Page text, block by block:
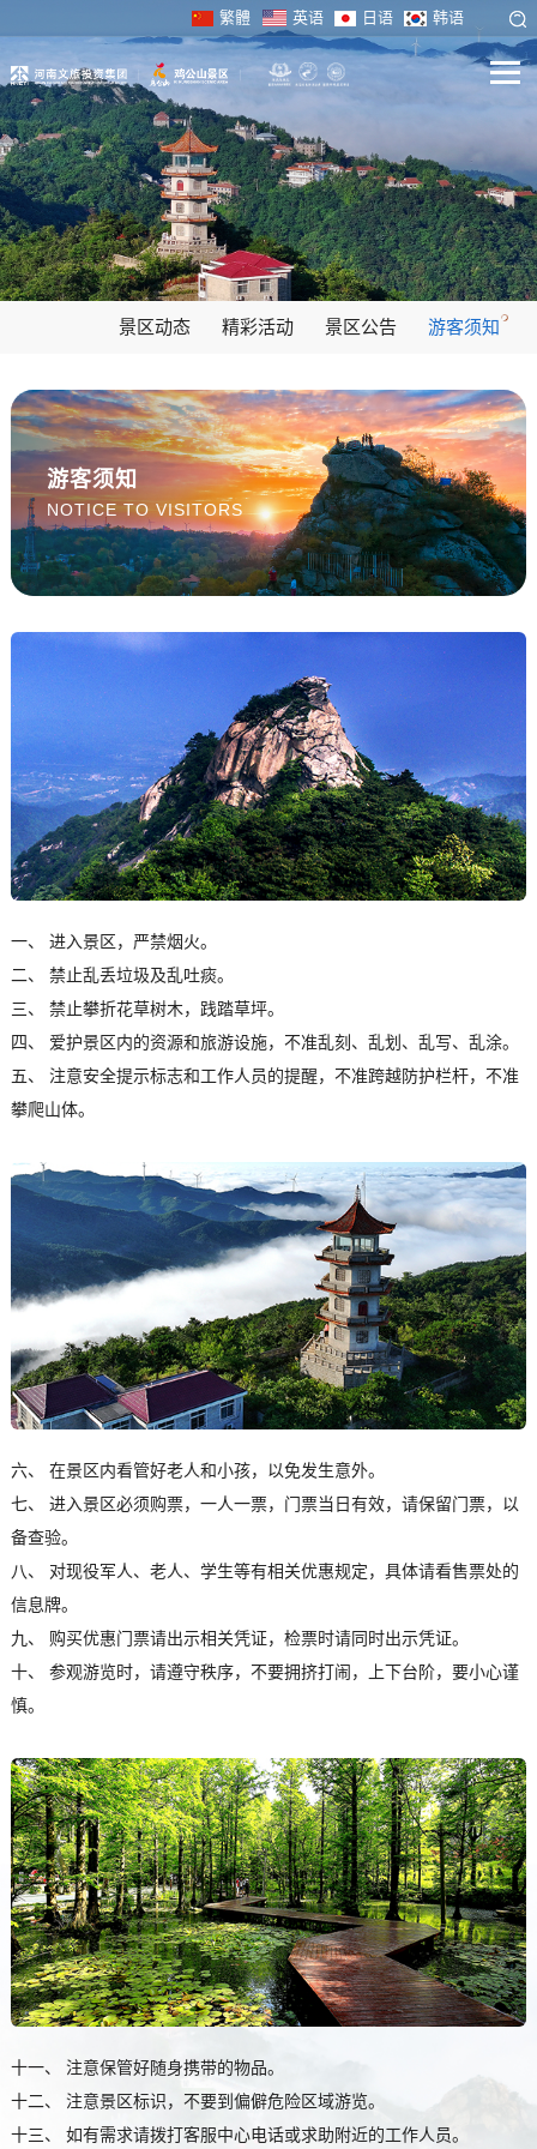
繁體 英语 日语 韩语
景区动态 精彩活动 景区公告 游客须知
游客须知
NOTICE TO VISITORS
一、 进入景区，严禁烟火。
二、 禁止乱丢垃圾及乱吐痰。
三、 禁止攀折花草树木，践踏草坪。
四、 爱护景区内的资源和旅游设施，不准乱刻、乱划、乱写、乱涂。
五、 注意安全提示标志和工作人员的提醒，不准跨越防护栏杆，不准
攀爬山体。
六、 在景区内看管好老人和小孩，以免发生意外。
七、 进入景区必须购票，一人一票，门票当日有效，请保留门票，以
备查验。
八、 对现役军人、老人、学生等有相关优惠规定，具体请看售票处的
信息牌。
九、 购买优惠门票请出示相关凭证，检票时请同时出示凭证。
十、 参观游览时，请遵守秩序，不要拥挤打闹，上下台阶，要小心谨
慎。
十一、 注意保管好随身携带的物品。
十二、 注意景区标识，不要到偏僻危险区域游览。
十三、 如有需求请拨打客服中心电话或求助附近的工作人员。